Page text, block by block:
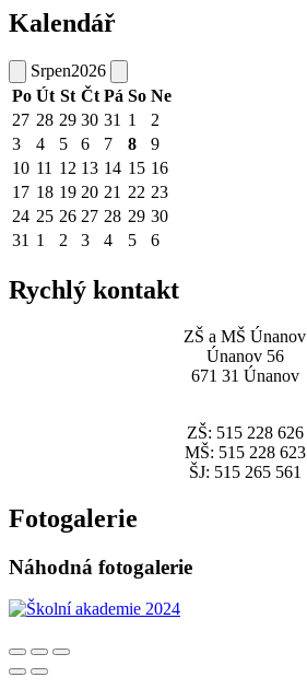
Kalendář
Srpen2026
Po Út St Čt Pá So Ne
27 28 29 30 31 1
2
3
4 5 6 7 8
9
10 11 12 13 14 15 16
17 18 19 20 21 22 23
24 25 26 27 28 29 30
31 1 2 3 4 5 6
Rychlý kontakt
ZŠ a MŠ Únanov
Únanov 56
671 31 Únanov
ZŠ: 515 228 626
MŠ: 515 228 623
ŠJ: 515 265 561
Fotogalerie
Náhodná fotogalerie